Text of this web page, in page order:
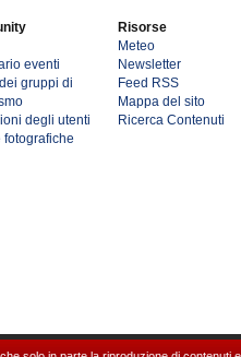
eventi
gruppi di
degli utenti
fotografiche
Risorse
Meteo
Newsletter
Feed RSS
Mappa del sito
Ricerca Contenuti